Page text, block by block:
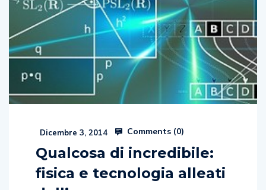
Qualcosa di incredibile:
fisica e tecnologia alleati
dell’uomo